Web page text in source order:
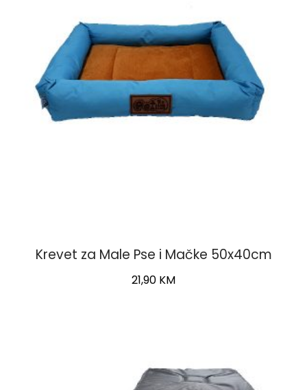
Krevet za Male Pse i Mačke 50x40cm
21,90 KM